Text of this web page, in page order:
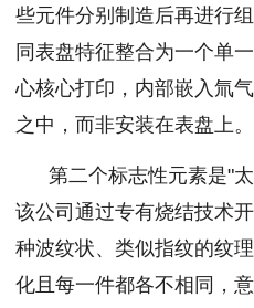
些元件分别制造后再进行
同表盘特征整合为一个单
心核心打印，内部嵌入氚
之中，而非安装在表盘上。
第二个标志性元素是"太
该公司通过专有烧结技术
种波纹状、类似指纹的纹
化且每一件都各不相同，